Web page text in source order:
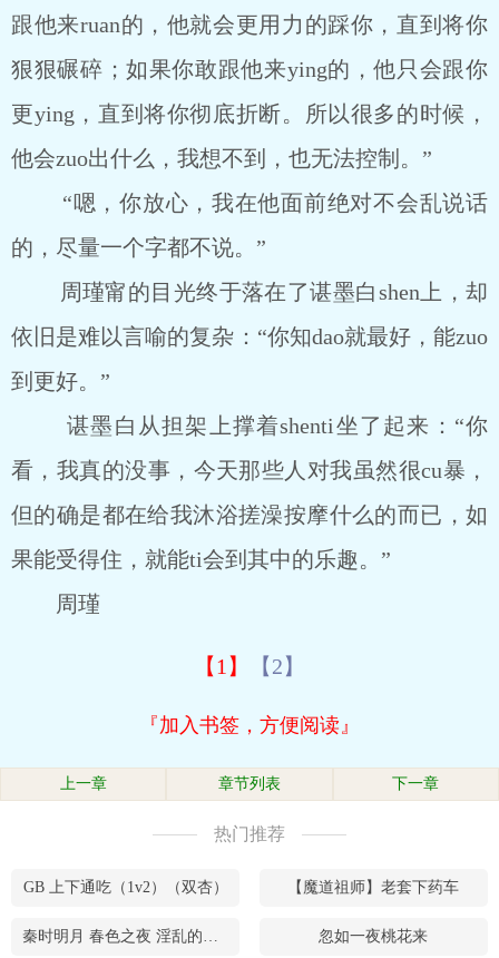
跟他来ruan的，他就会更用力的踩你，直到将你
狠狠碾碎；如果你敢跟他来ying的，他只会跟你
更ying，直到将你彻底折断。所以很多的时候，
他会zuo出什么，我想不到，也无法控制。”
“嗯，你放心，我在他面前绝对不会乱说话
的，尽量一个字都不说。”
周瑾甯的目光终于落在了谌墨白shen上，却
依旧是难以言喻的复杂：“你知dao就最好，能zuo
到更好。”
谌墨白从担架上撑着shenti坐了起来：“你
看，我真的没事，今天那些人对我虽然很cu暴，
但的确是都在给我沐浴搓澡按摩什么的而已，如
果能受得住，就能ti会到其中的乐趣。”
周瑾
【1】 【2】
『加入书签，方便阅读』
上一章 章节列表 下一章
热门推荐
GB 上下通吃（1v2）（双杏） 【魔道祖师】老套下药车
秦时明月 春色之夜 淫乱的关系 忽如一夜桃花来